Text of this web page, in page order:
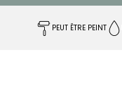
PEUT ÊTRE PEINT